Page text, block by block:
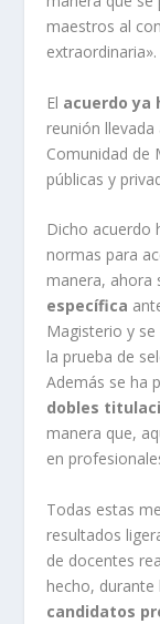
maestros al
extraordinaria».
El acuerdo ya
reunión
Comunidad de
públicas y
Dicho acuerdo
normas para
manera, ahora
específica
Magisterio y
la prueba de
Además se ha
dobles
manera que,
en
Todas estas
resultados
de docentes
hecho,
candidatos